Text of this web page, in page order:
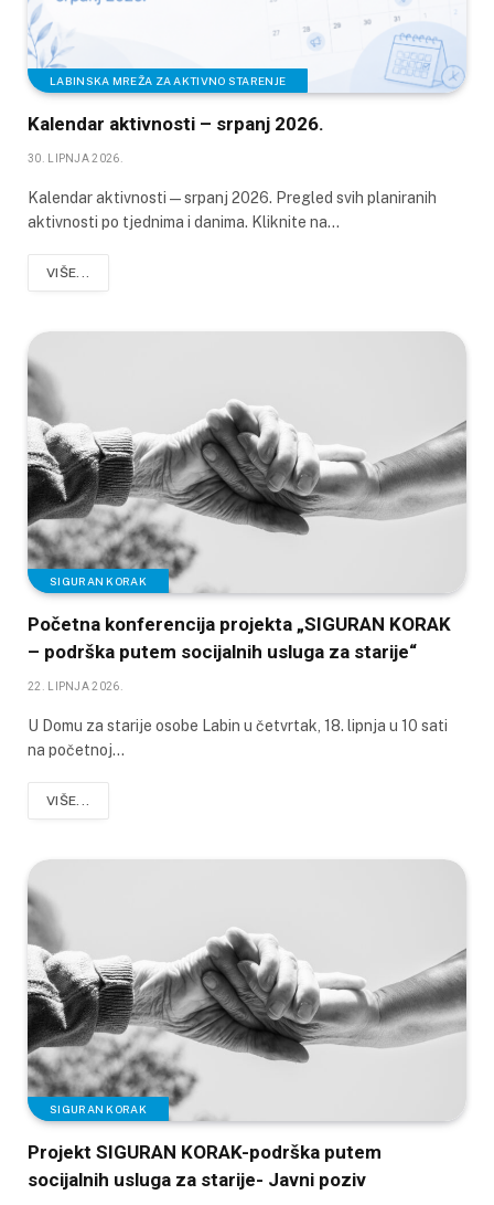
LABINSKA MREŽA ZA AKTIVNO STARENJE
Kalendar aktivnosti – srpanj 2026.
30. LIPNJA 2026.
Kalendar aktivnosti — srpanj 2026. Pregled svih planiranih
aktivnosti po tjednima i danima. Kliknite na…
VIŠE...
SIGURAN KORAK
Početna konferencija projekta „SIGURAN KORAK
– podrška putem socijalnih usluga za starije“
22. LIPNJA 2026.
U Domu za starije osobe Labin u četvrtak, 18. lipnja u 10 sati
na početnoj…
VIŠE...
SIGURAN KORAK
Projekt SIGURAN KORAK-podrška putem
socijalnih usluga za starije- Javni poziv